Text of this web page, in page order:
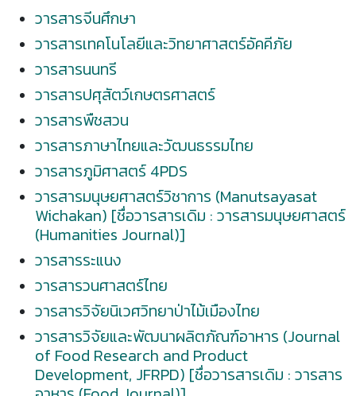
วารสารจีนศึกษา
วารสารเทคโนโลยีและวิทยาศาสตร์อัคคีภัย
วารสารนนทรี
วารสารปศุสัตว์เกษตรศาสตร์
วารสารพืชสวน
วารสารภาษาไทยและวัฒนธรรมไทย
วารสารภูมิศาสตร์ 4PDS
วารสารมนุษยศาสตร์วิชาการ (Manutsayasat
Wichakan) [ชื่อวารสารเดิม : วารสารมนุษยศาสตร์
(Humanities Journal)]
วารสารระแนง
วารสารวนศาสตร์ไทย
วารสารวิจัยนิเวศวิทยาป่าไม้เมืองไทย
วารสารวิจัยและพัฒนาผลิตภัณฑ์อาหาร (Journal
of Food Research and Product
Development, JFRPD) [ชื่อวารสารเดิม : วารสาร